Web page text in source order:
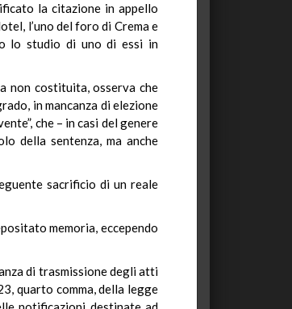
la citazione in appello
l’uno del foro di Crema e
lo studio di uno di essi in
non costituita, osserva che
in mancanza di elezione
che – in casi del genere
della sentenza, ma anche
sacrificio di un reale
memoria, eccependo
di trasmissione degli atti
quarto comma, della legge